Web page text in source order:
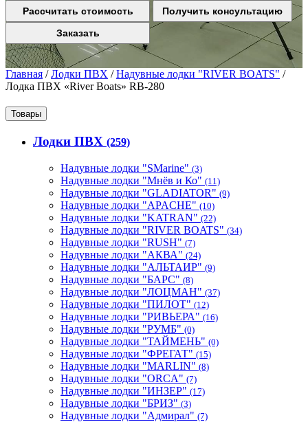
Рассчитать стоимость
Получить консультацию
Заказать
Главная /Лодки ПВХ /Надувные лодки "RIVER BOATS" /
Лодка ПВХ «River Boats» RB-280
Товары
Лодки ПВХ (259)
Надувные лодки "SMarine" (3)
Надувные лодки "Мнёв и Ко" (11)
Надувные лодки "GLADIATOR" (9)
Надувные лодки "APACHE" (10)
Надувные лодки "KATRAN" (22)
Надувные лодки "RIVER BOATS" (34)
Надувные лодки "RUSH" (7)
Надувные лодки "АКВА" (24)
Надувные лодки "АЛЬТАИР" (9)
Надувные лодки "БАРС" (8)
Надувные лодки "ЛОЦМАН" (37)
Надувные лодки "ПИЛОТ" (12)
Надувные лодки "РИВЬЕРА" (16)
Надувные лодки "РУМБ" (0)
Надувные лодки "ТАЙМЕНЬ" (0)
Надувные лодки "ФРЕГАТ" (15)
Надувные лодки "MARLIN" (8)
Надувные лодки "ORCA" (7)
Надувные лодки "ИНЗЕР" (17)
Надувные лодки "БРИЗ" (3)
Надувные лодки "Адмирал" (7)